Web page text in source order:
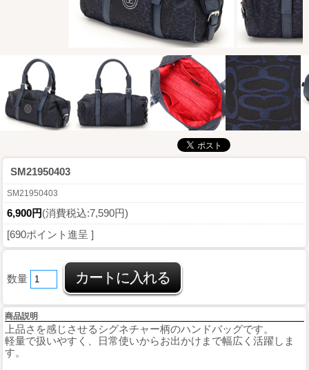
SM21950403
SM21950403
6,900円(消費税込:7,590円)
[690ポイント進呈 ]
数量
商品説明
上品さを感じさせるシグネチャー柄のハンドバッグです。
軽量で扱いやすく、日常使いからお出かけまで幅広く活躍しま
す。